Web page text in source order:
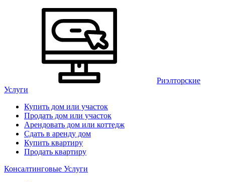
Риэлторские
Услуги
Купить дом или участок
Продать дом или участок
Арендовать дом или коттедж
Сдать в аренду дом
Купить квартиру
Продать квартиру
Консалтинговые Услуги